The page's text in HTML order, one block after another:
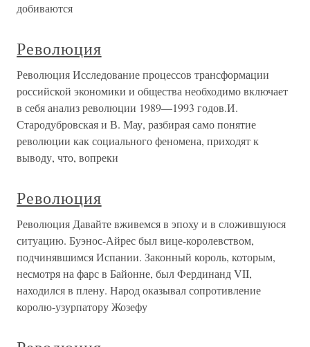
добиваются
Революция
Революция Исследование процессов трансформации
российской экономики и общества необходимо включает
в себя анализ революции 1989—1993 годов.И.
Стародубровская и В. Мау, разбирая само понятие
революции как социального феномена, приходят к
выводу, что, вопреки
Революция
Революция Давайте вживемся в эпоху и в сложившуюся
ситуацию. Буэнос-Айрес был вице-королевством,
подчинявшимся Испании. Законный король, которым,
несмотря на фарс в Байонне, был Фердинанд VII,
находился в плену. Народ оказывал сопротивление
королю-узурпатору Жозефу